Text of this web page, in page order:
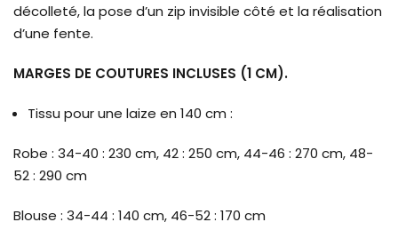
décolleté, la pose d’un zip invisible côté et la réalisation
d’une fente.
MARGES DE COUTURES INCLUSES (1 CM).
Tissu pour une laize en 140 cm :
Robe : 34-40 : 230 cm, 42 : 250 cm, 44-46 : 270 cm, 48-
52 : 290 cm
Blouse : 34-44 : 140 cm, 46-52 : 170 cm